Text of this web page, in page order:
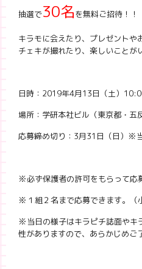
抽選で30名を無料ご招待！！
キラモに会えたり、プレゼントや
チェキが撮れたり、楽しいことが
日時：2019年4月13日（土）
場所：学研本社ビル（東京都・五
応募締め切り：3月31日（日）※
※必ず保護者の許可をもらって応
※１組２名まで応募できます。（
※当日の様子はキラピチ誌面やキ
性がありますので、あらかじめご